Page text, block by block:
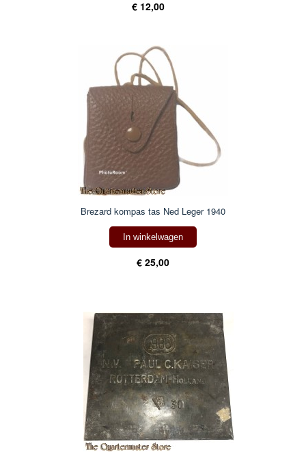
€ 12,00
Brezard kompas tas Ned Leger 1940
In winkelwagen
€ 25,00